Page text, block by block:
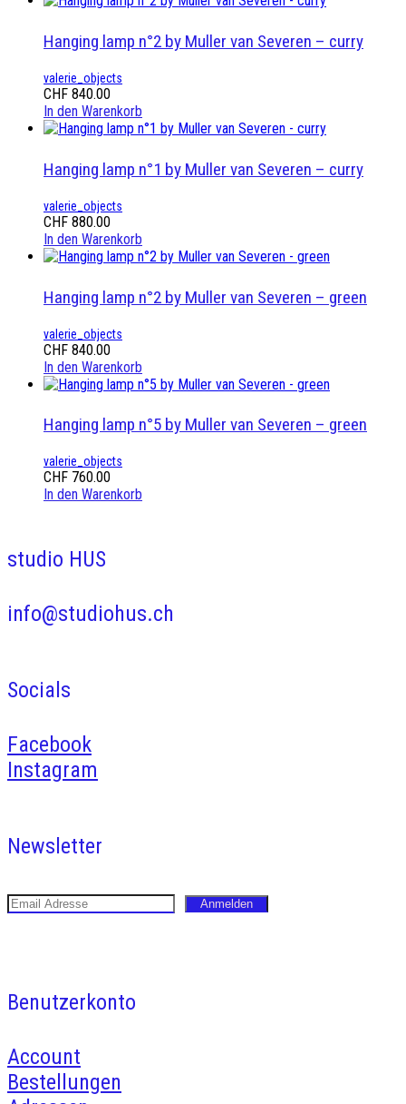
Hanging lamp n°2 by Muller van Severen – curry
valerie_objects
CHF 840.00
In den Warenkorb
Hanging lamp n°1 by Muller van Severen – curry
valerie_objects
CHF 880.00
In den Warenkorb
Hanging lamp n°2 by Muller van Severen – green
valerie_objects
CHF 840.00
In den Warenkorb
Hanging lamp n°5 by Muller van Severen – green
valerie_objects
CHF 760.00
In den Warenkorb
studio HUS
info@studiohus.ch
Socials
Facebook
Instagram
Newsletter
Benutzerkonto
Account
Bestellungen